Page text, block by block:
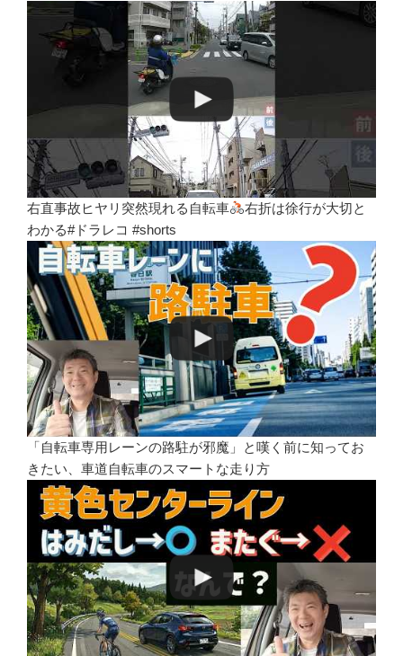
右直事故ヒヤリ突然現れる自転車
右折は徐行が大切と
わかる#ドラレコ #shorts
「自転車専用レーンの路駐が邪魔」と嘆く前に知ってお
きたい、車道自転車のスマートな走り方